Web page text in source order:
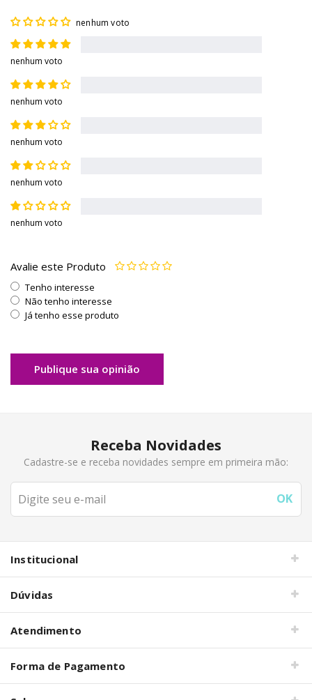
nenhum voto
nenhum voto
nenhum voto
nenhum voto
nenhum voto
nenhum voto
Avalie este Produto
Tenho interesse
Não tenho interesse
Já tenho esse produto
Publique sua opinião
Receba Novidades
Cadastre-se e receba novidades sempre em primeira mão:
Institucional
Dúvidas
Atendimento
Forma de Pagamento